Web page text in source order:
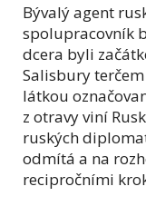
Bývalý agent
spolupracovník
dcera byli
Salisbury
látkou
z otravy viní
ruských
odmítá a na
recipročními